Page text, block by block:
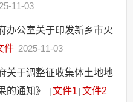
11-03
办公室关于印发新乡市火
件 2025-11-03
关于调整征收集体土地地
的通知》
|文件1 |文件2